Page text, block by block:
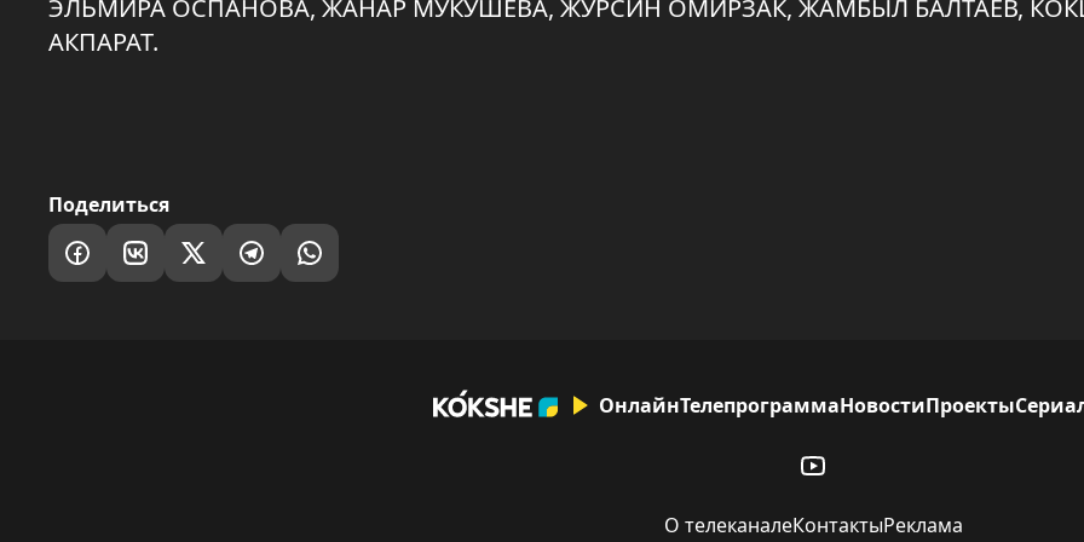
ЭЛЬМИРА ОСПАНОВА, ЖАНАР МУКУШЕВА, ЖУРСИН ОМИРЗАК, ЖАМБЫЛ БАЛТАЕВ,
АКПАРАТ.
Поделиться
ОнлайнТелепрограммаНовостиПроекты
О телеканалеКонтактыРеклама